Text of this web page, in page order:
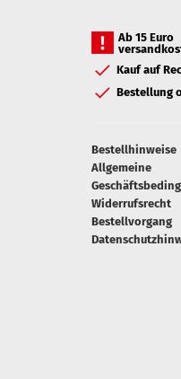
Ab 15 Euro
Kauf auf
Bestellung
Bestellhinweise
Allgemeine
Widerrufsrecht
Bestellvorgang